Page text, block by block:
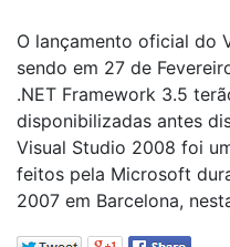
O lançamento oficial do
sendo em 27 de
.NET Framework 3.5
disponibilizadas antes
Visual Studio 2008 foi
feitos pela Microsoft
2007 em Barcelona,